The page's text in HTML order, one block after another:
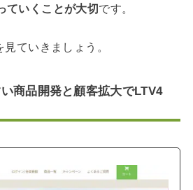
ていくことが大切です。
ていきましょう。
商品開発と顧客拡大でLTV4